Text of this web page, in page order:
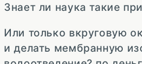
Знает ли наука такие
Или только вкруговую
и делать мембранную